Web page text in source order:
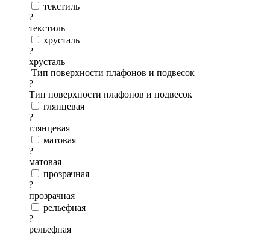
текстиль
?
текстиль
хрусталь
?
хрусталь
Тип поверхности плафонов и подвесок
?
Тип поверхности плафонов и подвесок
глянцевая
?
глянцевая
матовая
?
матовая
прозрачная
?
прозрачная
рельефная
?
рельефная